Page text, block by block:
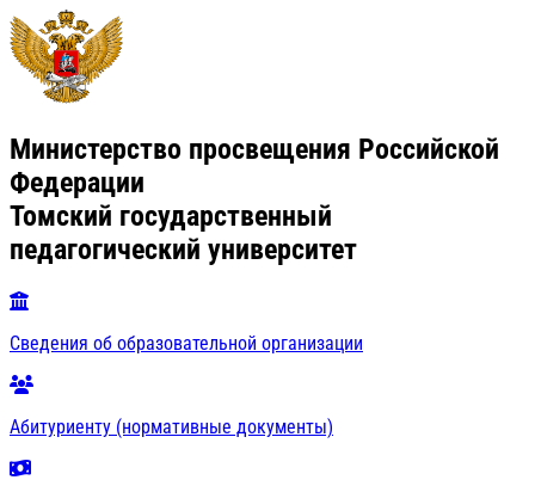
Министерство просвещения Российской
Федерации
Томский государственный
педагогический университет
Сведения об образовательной организации
Абитуриенту (нормативные документы)